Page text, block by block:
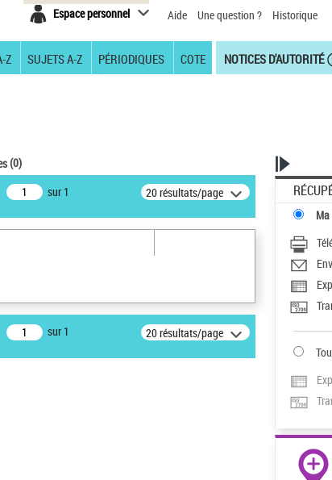
Espace personnel Aide Une question ? Historique
Z SUJETS A-Z PÉRIODIQUES COTE NOTICES D'AUTORITÉ
(0)
sur 1 20 résultats/page
sur 1 20 résultats/page